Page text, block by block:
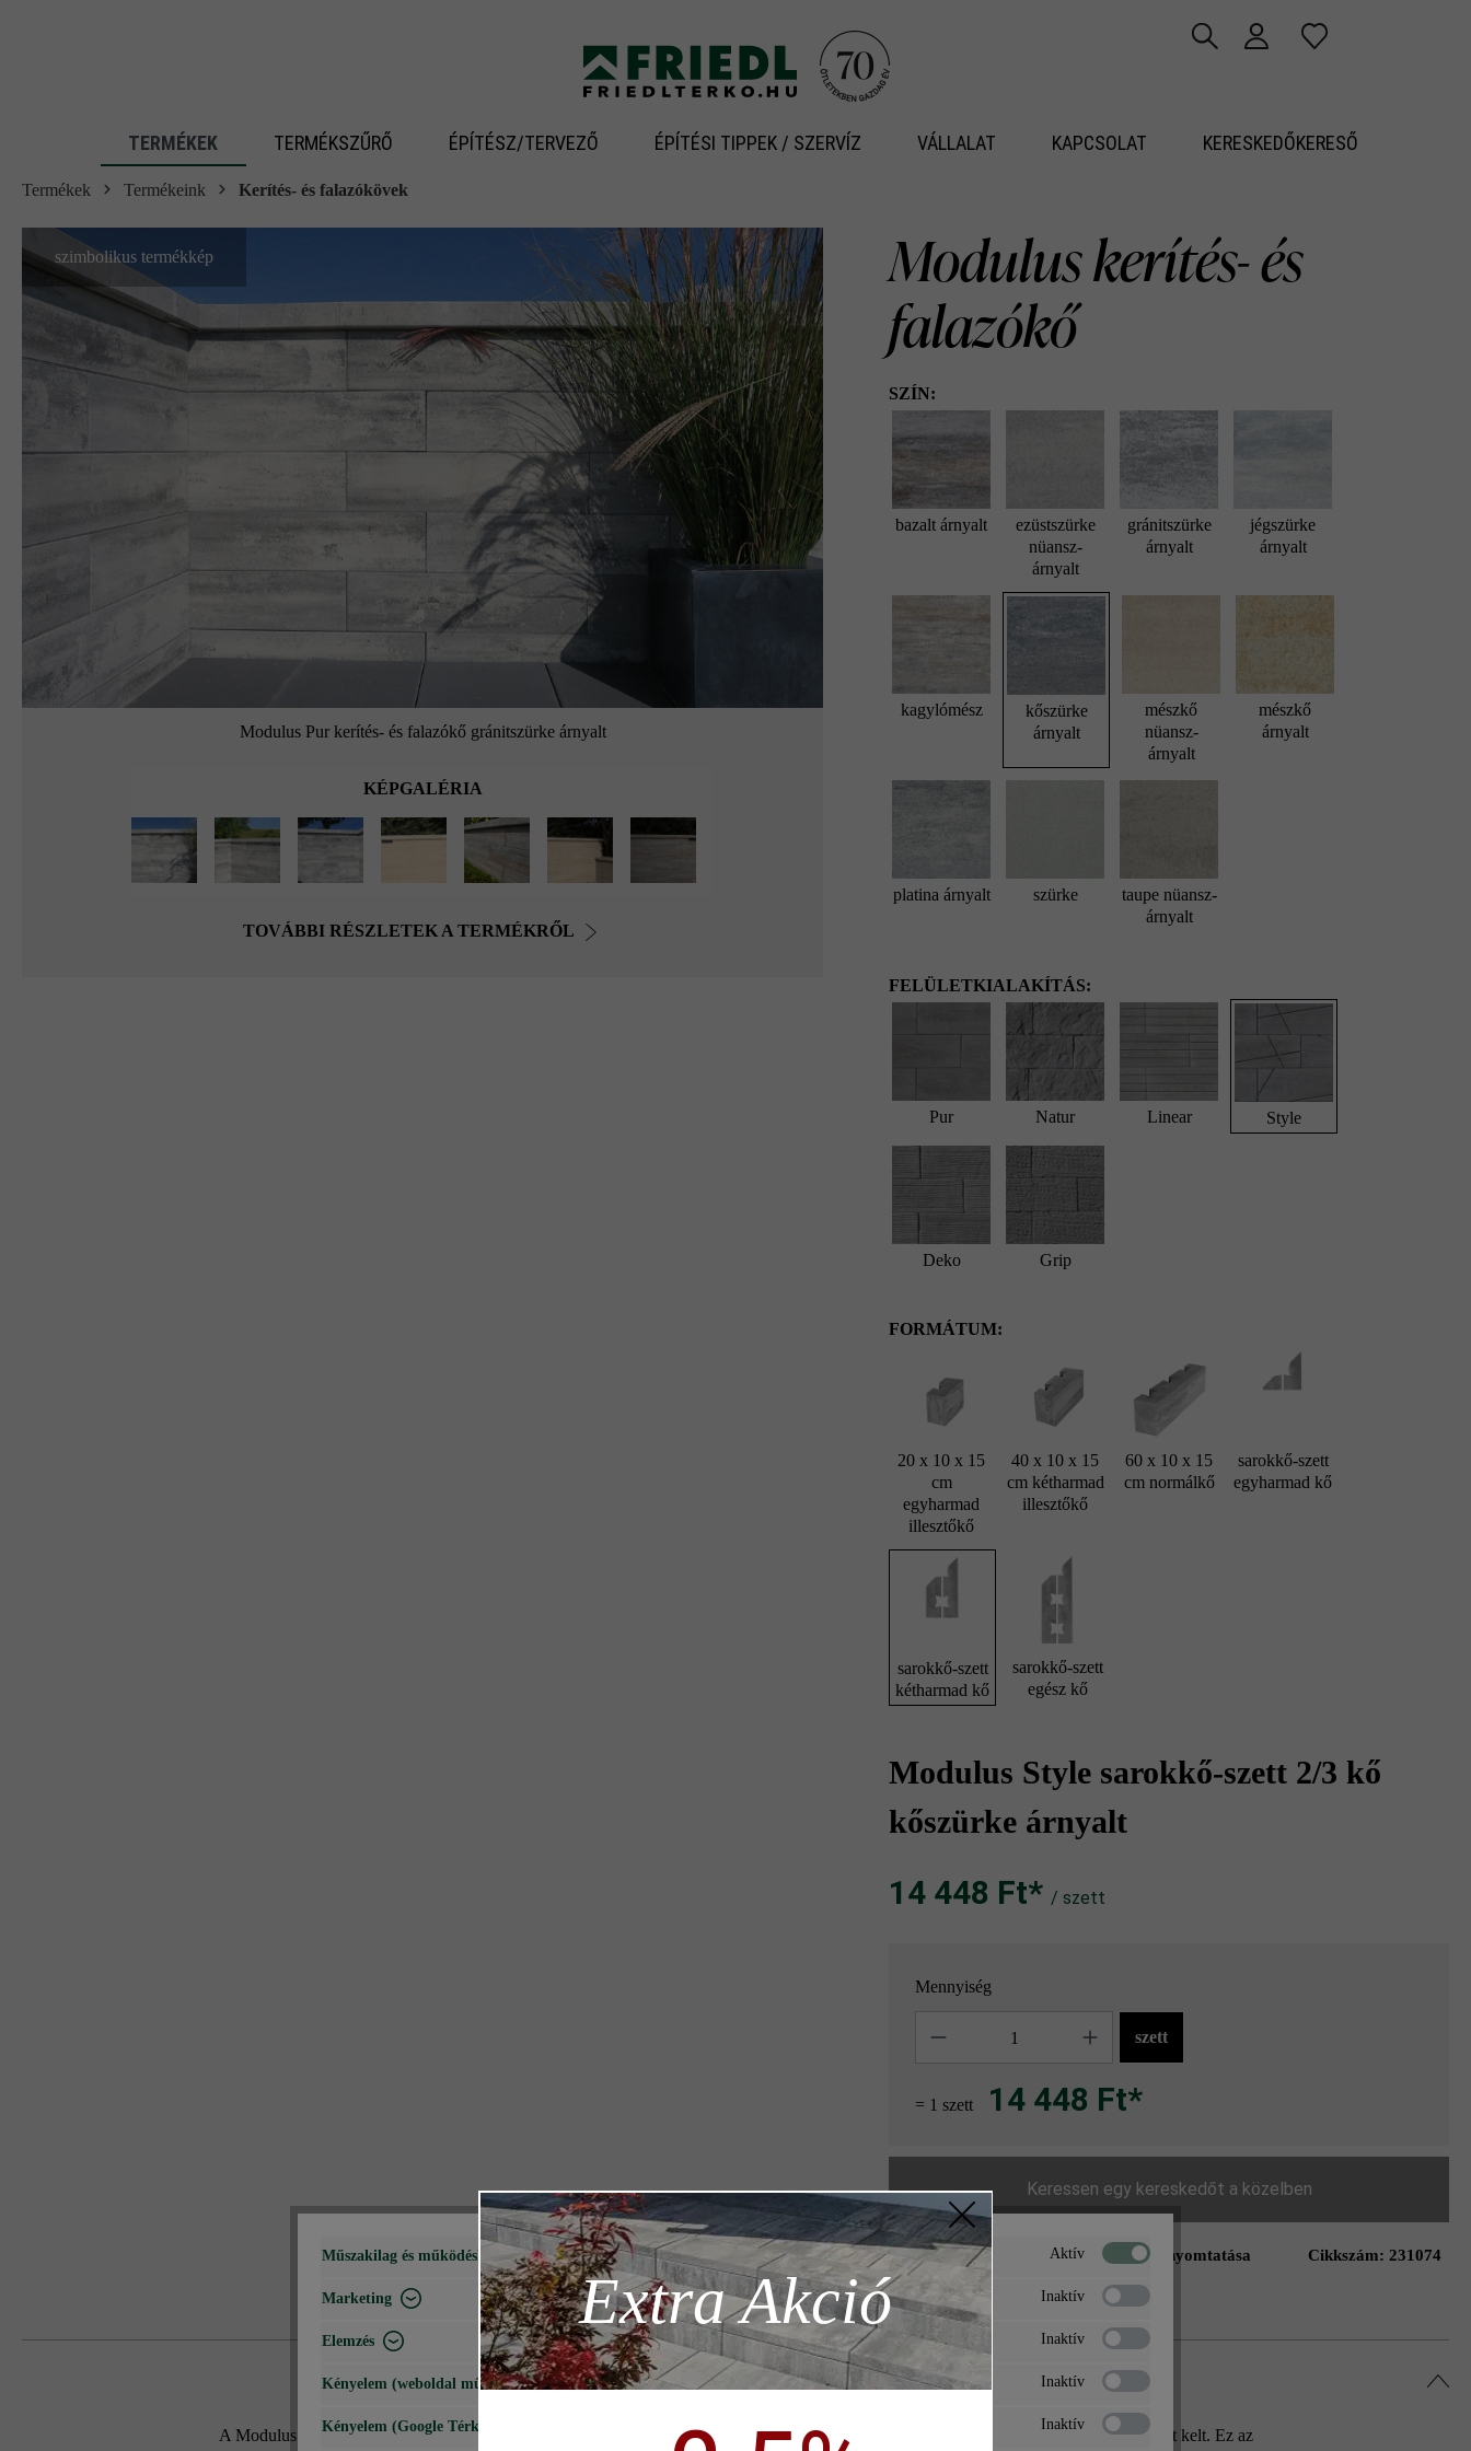
TERMÉKEK TERMÉKSZŰRŐ ÉPÍTÉSZ/TERVEZŐ ÉPÍTÉSI TIPPEK / SZERVÍZ VÁLLALAT KAPCSOLAT KERESKEDŐKERESŐ
Termékek Termékeink Kerítés- és falazókövek
Modulus Pur kerítés- és falazókő gránitszürke árnyalt
szimbolikus termékkép
KÉPGALÉRIA
TOVÁBBI RÉSZLETEK A TERMÉKRŐL
Modulus kerítés- és
falazókő
SZÍN:
bazalt árnyalt
ezüstszürke
nüansz-
árnyalt
gránitszürke
árnyalt
jégszürke
árnyalt
kagylómész
kőszürke
árnyalt
mészkő
nüansz-
árnyalt
mészkő
árnyalt
platina árnyalt szürke
taupe nüansz-
árnyalt
FELÜLETKIALAKÍTÁS:
Pur Natur Linear Style
Deko Grip
FORMÁTUM:
20 x 10 x 15
cm
egyharmad
illesztőkő
40 x 10 x 15
cm kétharmad
illesztőkő
60 x 10 x 15
cm normálkő
sarokkő-szett
egyharmad kő
sarokkő-szett
kétharmad kő
sarokkő-szett
egész kő
Modulus Style sarokkő-szett 2/3 kő
kőszürke árnyalt
14 448 Ft‎‎‎*/ szett
Mennyiség
szett
= 1 szett 14 448 Ft*
Keressen egy kereskedőt a közelben
Hozzáadás a kívánságlistáhozOldal nyomtatása Cikkszám: 231074
Termékleírás
A Modulus Pur kerítés- és falazókő modern hosszúságával és gyönyörű árnyékolásával, gazdag kidolgozottságával igazán mély benyomást kelt. Ez az
Műszakilag és működéshez szükséges Aktív
Marketing Inaktív
Elemzés Inaktív
Kényelem (weboldal működése) Inaktív
Kényelem (Google Térkép) Inaktív
Extra Akció